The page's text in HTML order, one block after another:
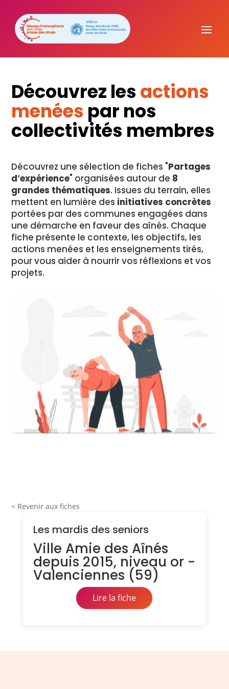
Découvrez les actions
menées par nos
collectivités membres
Découvrez une sélection de fiches "Partages
d’expérience" organisées autour de 8
grandes thématiques. Issues du terrain, elles
mettent en lumière des initiatives concrètes
portées par des communes engagées dans
une démarche en faveur des aînés. Chaque
fiche présente le contexte, les objectifs, les
actions menées et les enseignements tirés,
pour vous aider à nourrir vos réflexions et vos
projets.
< Revenir aux fiches
Les mardis des seniors
Ville Amie des Aînés
depuis 2015, niveau or -
Valenciennes (59)
Lire la fiche